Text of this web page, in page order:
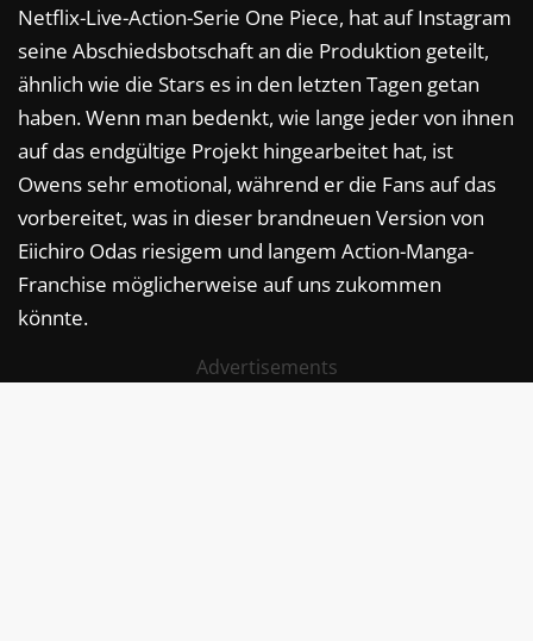
Netflix-Live-Action-Serie One Piece, hat auf Instagram
seine Abschiedsbotschaft an die Produktion geteilt,
ähnlich wie die Stars es in den letzten Tagen getan
haben. Wenn man bedenkt, wie lange jeder von ihnen
auf das endgültige Projekt hingearbeitet hat, ist
Owens sehr emotional, während er die Fans auf das
vorbereitet, was in dieser brandneuen Version von
Eiichiro Odas riesigem und langem Action-Manga-
Franchise möglicherweise auf uns zukommen
könnte.
Advertisements